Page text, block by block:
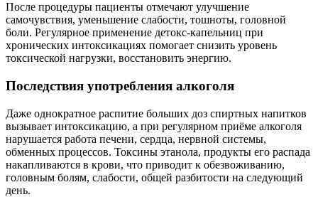
После процедуры пациенты отмечают улучшение
самочувствия, уменьшение слабости, тошноты, головной
боли. Регулярное применение детокс-капельниц при
хронических интоксикациях помогает снизить уровень
токсической нагрузки, восстановить энергию.
Последствия употребления алкоголя
Даже однократное распитие больших доз спиртных напитков
вызывает интоксикацию, а при регулярном приёме алкоголя
нарушается работа печени, сердца, нервной системы,
обменных процессов. Токсины этанола, продукты его распада
накапливаются в крови, что приводит к обезвоживанию,
головным болям, слабости, общей разбитости на следующий
день.